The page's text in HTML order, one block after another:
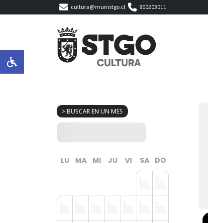
cultura@munistgo.cl 800203011
> BUSCAR EN UN MES
LU MA MI JU VI SA DO